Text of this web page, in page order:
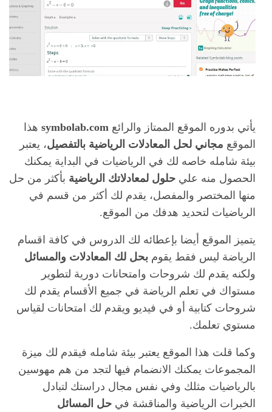
يأتي بدوره الموقع الممتاز والرائع symbolab.com هذا
الموقع مجاني لحل المعادلات الرياضية بالتفصيل، يعتبر
بيئة شامله خاصه لك في الرياضيات في البداية يمكنك
الحصول منه علي حلول لمعادلاتك الرياضية بأكثر من حل
منها المختصر والمفصل، يقدم لك أكثر من قسم في
الرياضيات لتحديد هدفك من الموقع.
يتميز الموقع أيضا بإعطائه لك الدروس في كافة اقسام
الرياضة ليس فقط يقوم بحل لك المعادلات والمسائل
ولكنه يقدم لك شروحات وامتحانات دورية لتطوير
مستواك في تعلم الرياضة في جميع الأقسام يقدم لك
شروحات كتابية أو في فيديو ويقدم لك امتحانات لقياس
مستوي تعلمك.
وكما قلت هذا الموقع يعتبر بيئة شامله فيقدم لك ميزة
المجموعات يمكنك الانضمام فيها لتجد من هم مهوسين
بالرياضيات مثلك وفي نفس مجال دراستك لتبادل
الخبرات الرياضية والمناقشة في حل المسائل